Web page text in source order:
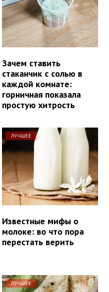
Зачем ставить
стаканчик с солью в
каждой комнате:
горничная показала
простую хитрость
ЛУЧШЕЕ
Известные мифы о
молоке: во что пора
перестать верить
ЛУЧШЕЕ